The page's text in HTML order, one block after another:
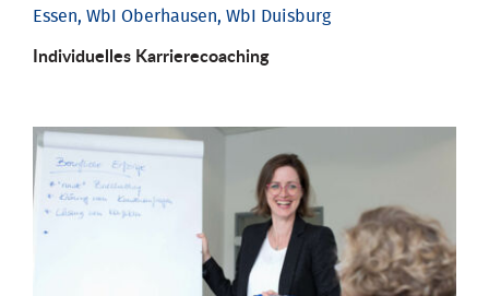
Essen, WbI Oberhausen, WbI Duisburg
Individu­elles Karrierecoaching